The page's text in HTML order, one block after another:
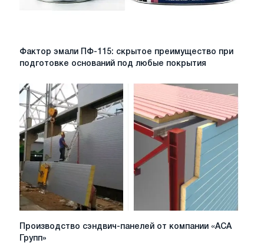
Фактор
скрытое
преимущество
при
подготовке
оснований
под
любые
покрытия
Фактор эмали ПФ-115: скрытое преимущество при
подготовке оснований под любые покрытия
Производство
сэндвич-
Производство сэндвич-панелей от компании «АСА
Групп»